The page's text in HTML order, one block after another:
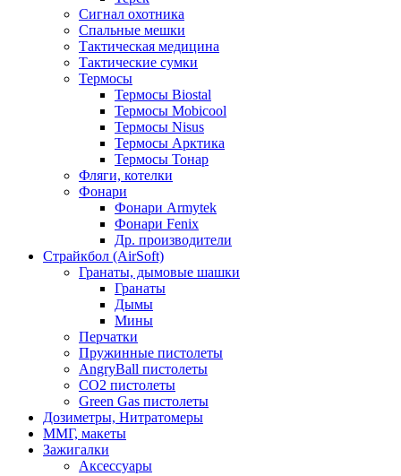
Сигнал охотника
Спальные мешки
Тактическая медицина
Тактические сумки
Термосы
Термосы Biostal
Термосы Mobicool
Термосы Nisus
Термосы Арктика
Термосы Тонар
Фляги, котелки
Фонари
Фонари Armytek
Фонари Fenix
Др. производители
Страйкбол (AirSoft)
Гранаты, дымовые шашки
Гранаты
Дымы
Мины
Перчатки
Пружинные пистолеты
AngryBall пистолеты
CO2 пистолеты
Green Gas пистолеты
Дозиметры, Нитратомеры
ММГ, макеты
Зажигалки
Аксессуары